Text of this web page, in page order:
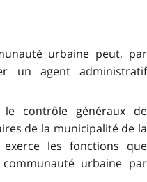
urbaine peut, par
un agent administratif
contrôle généraux de
de la municipalité de la
les fonctions que
urbaine par